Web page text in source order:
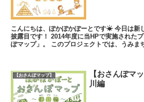
こんにちは、ぽかぽかぽーとです☀ 今日は新しいプロジェクトのお
披露目です！ 2014年度に当HPで実施されたプロジェクト、「おさん
ぽマップ」。 このプロジェクトでは、うみま
【おさんぽマップ】
【おさんぽマ
川編